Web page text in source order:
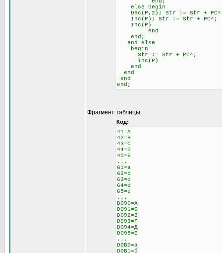
else begin \\
Dec(P,2); Str := Str +
Inc(P); Str := Str + PC^;
Inc(P)
end
end;
end else \\ Если
begin
Str := Str + PC^;
Inc(P)
end
end
end
end;
Фрагмент таблицы
Код:
41=A
42=B
43=C
44=D
45=E
...
61=a
62=b
63=c
64=d
65=e
...
D090=А
D091=Б
D092=В
D093=Г
D094=Д
D095=Е
...
D0B0=а
D0B1=б